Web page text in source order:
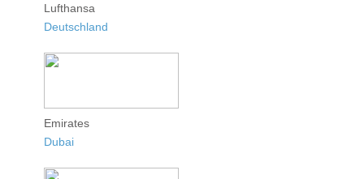
Lufthansa
Deutschland
Emirates
Dubai